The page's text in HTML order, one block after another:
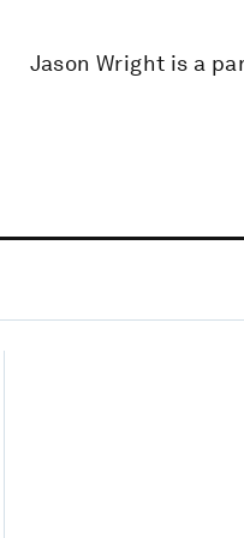
Jason Wright is a